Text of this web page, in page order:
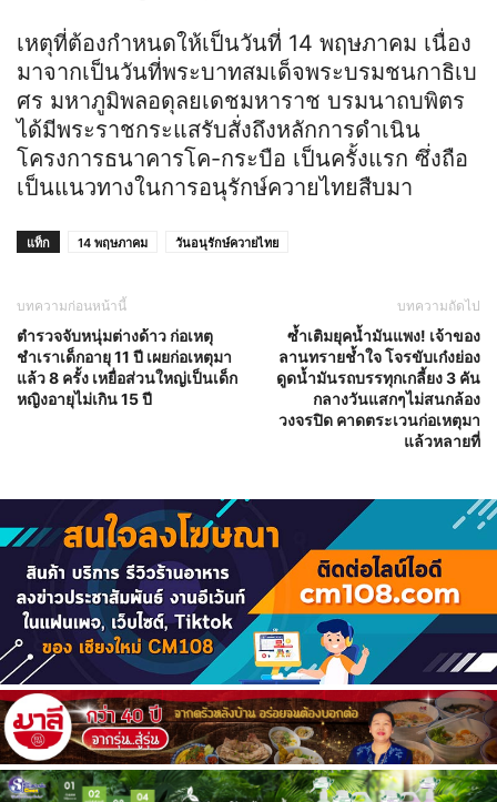
เหตุที่ต้องกำหนดให้เป็นวันที่ 14 พฤษภาคม เนื่อง
มาจากเป็นวันที่พระบาทสมเด็จพระบรมชนกาธิเบ
ศร มหาภูมิพลอดุลยเดชมหาราช บรมนาถบพิตร
ได้มีพระราชกระแสรับสั่งถึงหลักการดำเนิน
โครงการธนาคารโค-กระบือ เป็นครั้งแรก ซึ่งถือ
เป็นแนวทางในการอนุรักษ์ควายไทยสืบมา
แท็ก 14 พฤษภาคม วันอนุรักษ์ควายไทย
บทความก่อนหน้านี้
ตำรวจจับหนุ่มต่างด้าว ก่อเหตุ
ชำเราเด็กอายุ 11 ปี เผยก่อเหตุมา
แล้ว 8 ครั้ง เหยื่อส่วนใหญ่เป็นเด็ก
หญิงอายุไม่เกิน 15 ปี
บทความถัดไป
ซ้ำเติมยุคน้ำมันแพง! เจ้าของ
ลานทรายช้ำใจ โจรขับเก๋งย่อง
ดูดน้ำมันรถบรรทุกเกลี้ยง 3 คัน
กลางวันแสกๆไม่สนกล้อง
วงจรปิด คาดตระเวนก่อเหตุมา
แล้วหลายที่